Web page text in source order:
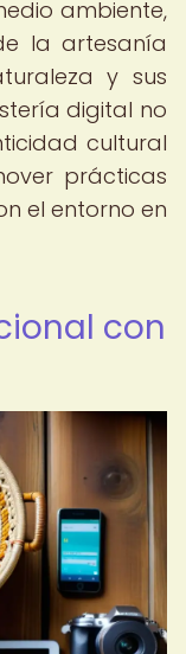
ambiente,
la artesanía
y sus
digital no
cultural
prácticas
el entorno en
con